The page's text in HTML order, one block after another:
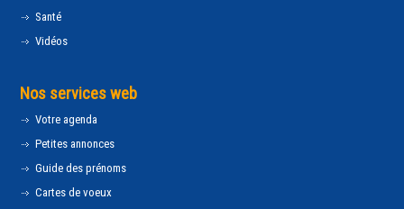
Santé
Vidéos
Nos services web
Votre agenda
Petites annonces
Guide des prénoms
Cartes de voeux